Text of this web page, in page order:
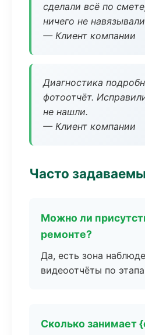
сделали всё по
ничего не
— Клиент компании
Диагностика
фотоотчёт.
не нашли.
— Клиент компании
Часто
Можно ли
ремонте?
Да, есть зона
видеоотчёты по
Сколько занимает